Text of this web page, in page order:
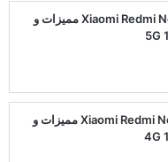
سعر و مواصفات Xiaomi Redmi Note 15 5G مميزات و
سعر و مواصفات Xiaomi Redmi Note 15 4G مميزات و